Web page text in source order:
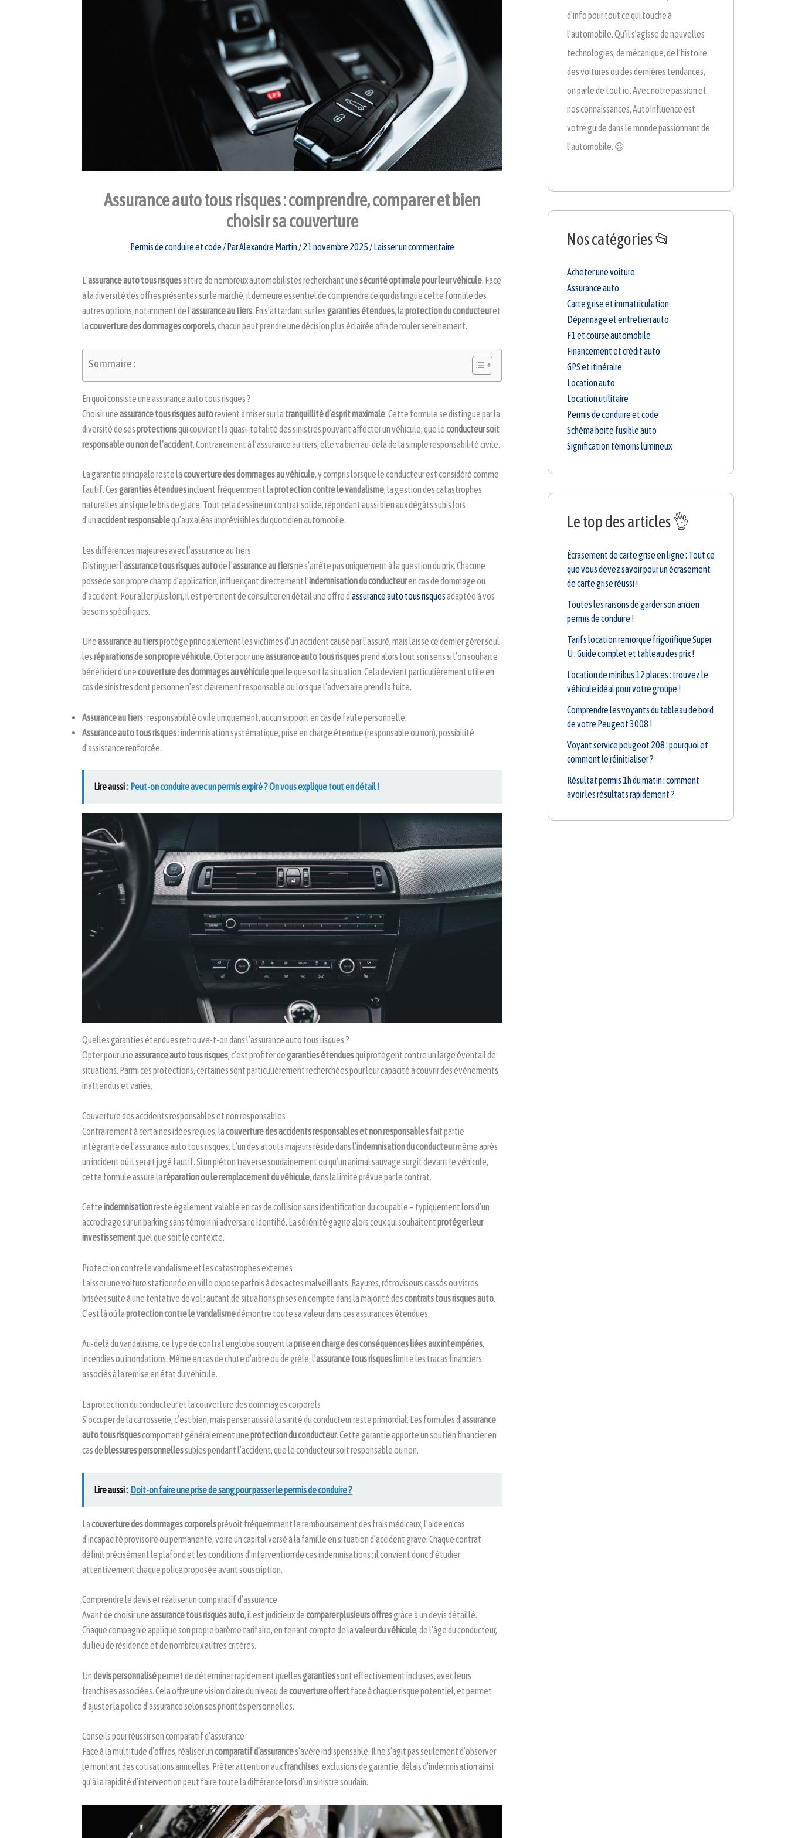
Assurance auto tous risques : comprendre, comparer et bien
choisir sa couverture
Permis de conduire et code / ParAlexandre Martin/21 novembre 2025 /Laisser un commentaire
L’assurance auto tous risquesattire de nombreux automobilistes recherchant unesécurité optimale pour leur véhicule. Face
à la diversité des offres présentes sur le marché, il demeure essentiel de comprendre ce qui distingue cette formule des
autres options, notamment de l’assurance au tiers. En s’attardant sur lesgaranties étendues, laprotection du conducteuret
lacouverture des dommages corporels, chacun peut prendre une décision plus éclairée afin de rouler sereinement.
Sommaire :
En quoi consiste une assurance auto tous risques ?
Choisir uneassurance tous risques autorevient à miser sur la tranquillité d’esprit maximale . Cette formule se distingue par la
diversité de sesprotectionsqui couvrent la quasi-totalité des sinistres pouvant affecter un véhicule, que leconducteur soit
responsable ou non de l’accident . Contrairement à l’assurance au tiers, elle va bien au-delà de la simple responsabilité civile.
La garantie principale reste lacouverture des dommages au véhicule, y compris lorsque le conducteur est considéré comme
fautif. Cesgaranties étenduesincluent fréquemment laprotection contre le vandalisme, la gestion des catastrophes
naturelles ainsi que le bris de glace. Tout cela dessine un contrat solide, répondant aussi bien aux dégâts subis lors
d’unaccident responsablequ’aux aléas imprévisibles du quotidien automobile.
Les différences majeures avec l’assurance au tiers
Distinguer l’assurance tous risques autode l’assurance au tiersne s’arrête pas uniquement à la question du prix. Chacune
possède son propre champ d’application, influençant directement l’indemnisation du conducteuren cas de dommage ou
d’accident. Pour aller plus loin, il est pertinent de consulter en détail une offre d’assurance auto tous risquesadaptée à vos
besoins spécifiques.
Uneassurance au tiersprotège principalement les victimes d’un accident causé par l’assuré, mais laisse ce dernier gérer seul
lesréparations de son propre véhicule. Opter pour uneassurance auto tous risquesprend alors tout son sens si l’on souhaite
bénéficier d’unecouverture des dommages au véhiculequelle que soit la situation. Cela devient particulièrement utile en
cas de sinistres dont personne n’est clairement responsable ou lorsque l’adversaire prend la fuite.
Assurance au tiers: responsabilité civile uniquement, aucun support en cas de faute personnelle.
Assurance auto tous risques: indemnisation systématique, prise en charge étendue (responsable ou non), possibilité
d’assistance renforcée.
Lire aussi : Peut-on conduire avec un permis expiré ? On vous explique tout en détail !
Quelles garanties étendues retrouve-t-on dans l’assurance auto tous risques ?
Opter pour uneassurance auto tous risques, c’est profiter degaranties étenduesqui protègent contre un large éventail de
situations. Parmi ces protections, certaines sont particulièrement recherchées pour leur capacité à couvrir des événements
inattendus et variés.
Couverture des accidents responsables et non responsables
Contrairement à certaines idées reçues, lacouverture des accidents responsables et non responsablesfait partie
intégrante de l’assurance auto tous risques. L’un des atouts majeurs réside dans l’indemnisation du conducteurmême après
un incident où il serait jugé fautif. Si un piéton traverse soudainement ou qu’un animal sauvage surgit devant le véhicule,
cette formule assure laréparation ou le remplacement du véhicule , dans la limite prévue par le contrat.
Cetteindemnisationreste également valable en cas de collision sans identification du coupable – typiquement lors d’un
accrochage sur un parking sans témoin ni adversaire identifié. La sérénité gagne alors ceux qui souhaitentprotéger leur
investissementquel que soit le contexte.
Protection contre le vandalisme et les catastrophes externes
Laisser une voiture stationnée en ville expose parfois à des actes malveillants. Rayures, rétroviseurs cassés ou vitres
brisées suite à une tentative de vol : autant de situations prises en compte dans la majorité descontrats tous risques auto.
C’est là où laprotection contre le vandalismedémontre toute sa valeur dans ces assurances étendues.
Au-delà du vandalisme, ce type de contrat englobe souvent laprise en charge des conséquences liées aux intempéries,
incendies ou inondations. Même en cas de chute d’arbre ou de grêle, l’assurance tous risques limite les tracas financiers
associés à la remise en état du véhicule.
La protection du conducteur et la couverture des dommages corporels
S’occuper de la carrosserie, c’est bien, mais penser aussi à la santé du conducteur reste primordial. Les formules d’assurance
auto tous risquescomportent généralement uneprotection du conducteur. Cette garantie apporte un soutien financier en
cas de blessures personnellessubies pendant l’accident, que le conducteur soit responsable ou non.
Lire aussi : Doit-on faire une prise de sang pour passer le permis de conduire ?
Lacouverture des dommages corporelsprévoit fréquemment le remboursement des frais médicaux, l’aide en cas
d’incapacité provisoire ou permanente, voire un capital versé à la famille en situation d’accident grave. Chaque contrat
définit précisément le plafond et les conditions d’intervention de ces indemnisations ; il convient donc d’étudier
attentivement chaque police proposée avant souscription.
Comprendre le devis et réaliser un comparatif d’assurance
Avant de choisir uneassurance tous risques auto, il est judicieux decomparer plusieurs offresgrâce à un devis détaillé.
Chaque compagnie applique son propre barème tarifaire, en tenant compte de lavaleur du véhicule, de l’âge du conducteur,
du lieu de résidence et de nombreux autres critères.
Undevis personnalisépermet de déterminer rapidement quellesgarantiessont effectivement incluses, avec leurs
franchises associées. Cela offre une vision claire du niveau decouverture offertface à chaque risque potentiel, et permet
d’ajuster la police d’assurance selon ses priorités personnelles.
Conseils pour réussir son comparatif d’assurance
Face à la multitude d’offres, réaliser uncomparatif d’assurances’avère indispensable. Il ne s’agit pas seulement d’observer
le montant des cotisations annuelles. Prêter attention auxfranchises, exclusions de garantie, délais d’indemnisation ainsi
qu’à la rapidité d’intervention peut faire toute la différence lors d’un sinistre soudain.
d’info pour tout ce qui touche à
l’automobile. Qu’il s’agisse de nouvelles
technologies, de mécanique, de l’histoire
des voitures ou des dernières tendances,
on parle de tout ici. Avec notre passion et
nos connaissances, AutoInfluence est
votre guide dans le monde passionnant de
l’automobile. 😃
Nos catégories 📂
Acheter une voiture
Assurance auto
Carte grise et immatriculation
Dépannage et entretien auto
F1 et course automobile
Financement et crédit auto
GPS et itinéraire
Location auto
Location utilitaire
Permis de conduire et code
Schéma boite fusible auto
Signification témoins lumineux
Le top des articles 👌
Écrasement de carte grise en ligne : Tout ce
que vous devez savoir pour un écrasement
de carte grise réussi !
Toutes les raisons de garder son ancien
permis de conduire !
Tarifs location remorque frigorifique Super
U : Guide complet et tableau des prix !
Location de minibus 12 places : trouvez le
véhicule idéal pour votre groupe !
Comprendre les voyants du tableau de bord
de votre Peugeot 3008 !
Voyant service peugeot 208 : pourquoi et
comment le réinitialiser ?
Résultat permis 1h du matin : comment
avoir les résultats rapidement ?